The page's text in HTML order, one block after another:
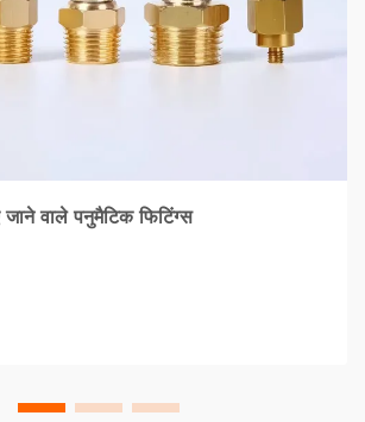
वाले पनुमैटिक फिटिंग्स